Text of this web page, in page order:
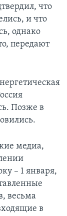
что
и что
однако
передают
Позже в
медиа,
– 1 января,
весьма
в